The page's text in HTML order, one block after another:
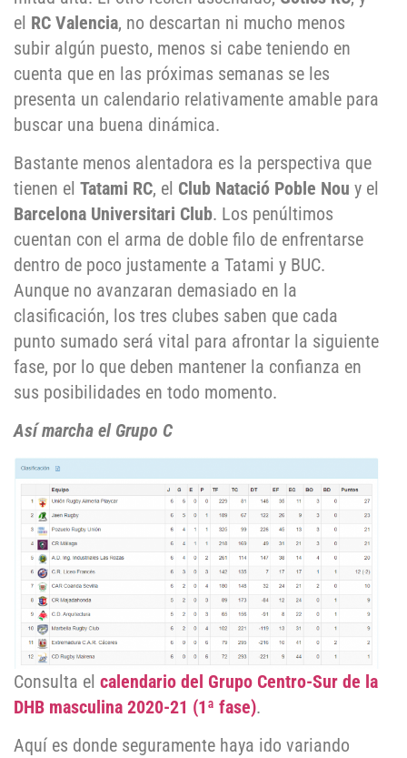
el RC Valencia, no descartan ni mucho menos
subir algún puesto, menos si cabe teniendo en
cuenta que en las próximas semanas se les
presenta un calendario relativamente amable para
buscar una buena dinámica.
Bastante menos alentadora es la perspectiva que
tienen el Tatami RC, el Club Natació Poble Nou y el
Barcelona Universitari Club. Los penúltimos
cuentan con el arma de doble filo de enfrentarse
dentro de poco justamente a Tatami y BUC.
Aunque no avanzaran demasiado en la
clasificación, los tres clubes saben que cada
punto sumado será vital para afrontar la siguiente
fase, por lo que deben mantener la confianza en
sus posibilidades en todo momento.
Así marcha el Grupo C
Consulta el calendario del Grupo Centro-Sur de la
DHB masculina 2020-21 (1ª fase).
Aquí es donde seguramente haya ido variando